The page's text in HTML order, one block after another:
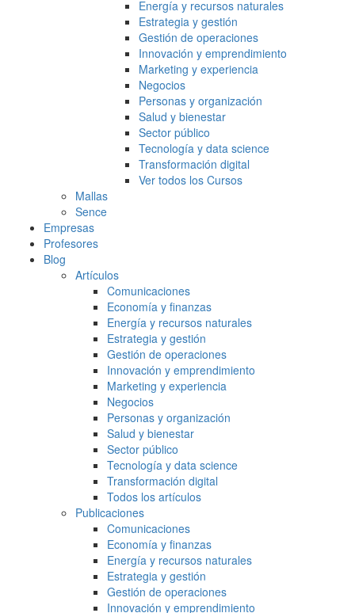
Energía y recursos naturales
Estrategia y gestión
Gestión de operaciones
Innovación y emprendimiento
Marketing y experiencia
Negocios
Personas y organización
Salud y bienestar
Sector público
Tecnología y data science
Transformación digital
Ver todos los Cursos
Mallas
Sence
Empresas
Profesores
Blog
Artículos
Comunicaciones
Economía y finanzas
Energía y recursos naturales
Estrategia y gestión
Gestión de operaciones
Innovación y emprendimiento
Marketing y experiencia
Negocios
Personas y organización
Salud y bienestar
Sector público
Tecnología y data science
Transformación digital
Todos los artículos
Publicaciones
Comunicaciones
Economía y finanzas
Energía y recursos naturales
Estrategia y gestión
Gestión de operaciones
Innovación y emprendimiento